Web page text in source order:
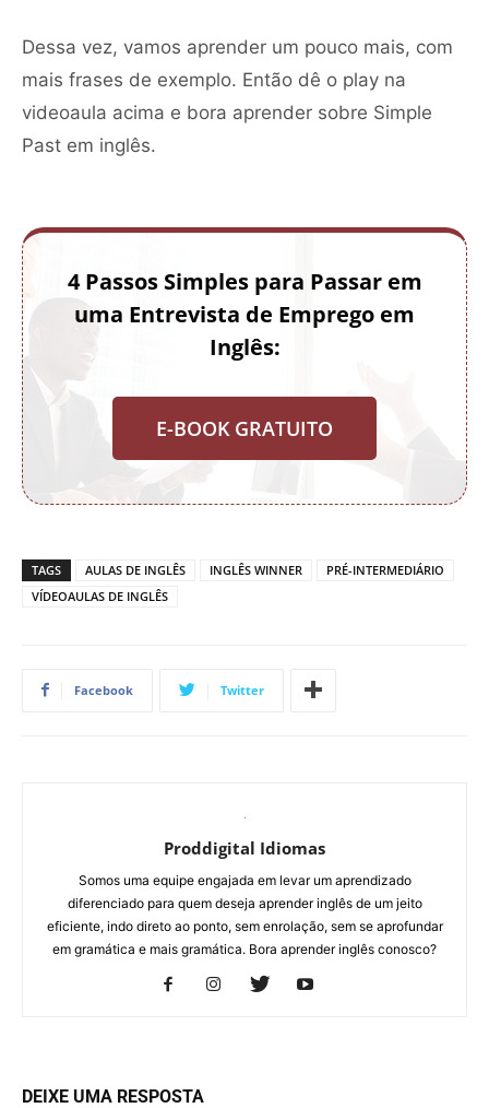
Dessa vez, vamos aprender um pouco mais, com
mais frases de exemplo. Então dê o play na
videoaula acima e bora aprender sobre Simple
Past em inglês.
4 Passos Simples para Passar em
uma Entrevista de Emprego em
Inglês:
E-BOOK GRATUITO
TAGS AULAS DE INGLÊS INGLÊS WINNER
PRÉ-INTERMEDIÁRIO
VÍDEOAULAS DE INGLÊS
Facebook Twitter
Proddigital Idiomas
Somos uma equipe engajada em levar um aprendizado
diferenciado para quem deseja aprender inglês de um jeito
eficiente, indo direto ao ponto, sem enrolação, sem se aprofundar
em gramática e mais gramática. Bora aprender inglês conosco?
DEIXE UMA RESPOSTA